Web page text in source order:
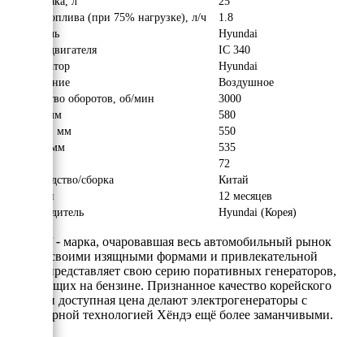
Расход топлива (при 75% нагрузке), л/ч
1.8
Двигатель
Hyundai
Модель двигателя
IC 340
Альтернатор
Hyundai
Охлаждение
Воздушное
Количество оборотов, об/мин
3000
Длина, мм
580
Ширина, мм
550
Высота, мм
535
72
Производство/сборка
Китай
Гарантия
12 месяцев
Производитель
Hyundai (Корея)
Hyundai - марка, очаровавшая весь автомобильный рынок
России своими изящными формами и привлекательной
ценой, представляет свою серию поративных генераторов,
работающих на бензине. Признанное качество корейского
бренда и доступная цена делают электрогенераторы с
инверторной технологией Хёндэ ещё более заманчивыми.